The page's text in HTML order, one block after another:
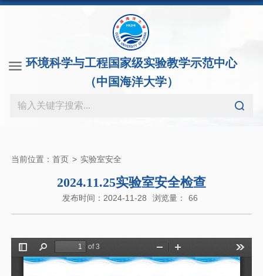
环境科学与工程国家级实验教学示范中心
（中国海洋大学）
当前位置： 首页 > 实验室安全
2024.11.25实验室安全检查
发布时间：2024-11-28 浏览量： 66